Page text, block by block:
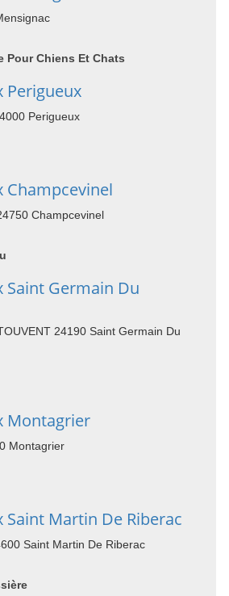
Pour Chiens Et Chats
Perigueux
Perigueux
Champcevinel
Champcevinel
Saint Germain Du
24190 Saint Germain Du
Montagrier
Montagrier
Saint Martin De Riberac
Saint Martin De Riberac